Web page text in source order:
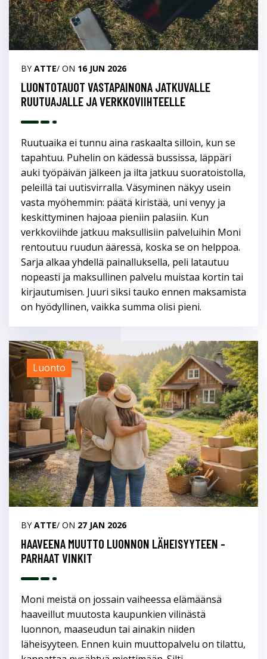
BYATTE/ ON 16 JUN 2026
LUONTOTAUOT VASTAPAINONA JATKUVALLE
RUUTUAJALLE JA VERKKOVIIHTEELLE
Ruutuaika ei tunnu aina raskaalta silloin, kun se
tapahtuu. Puhelin on kädessä bussissa, läppäri
auki työpäivän jälkeen ja ilta jatkuu suoratoistolla,
peleillä tai uutisvirralla. Väsyminen näkyy usein
vasta myöhemmin: päätä kiristää, uni venyy ja
keskittyminen hajoaa pieniin palasiin. Kun
verkkoviihde jatkuu maksullisiin palveluihin Moni
rentoutuu ruudun ääressä, koska se on helppoa.
Sarja alkaa yhdellä painalluksella, peli latautuu
nopeasti ja maksullinen palvelu muistaa kortin tai
kirjautumisen. Juuri siksi tauko ennen maksamista
on hyödyllinen, vaikka summa olisi pieni.
Luonto
BYATTE/ ON 27 JAN 2026
HAAVEENA MUUTTO LUONNON LÄHEISYYTEEN -
PARHAAT VINKIT
Moni meistä on jossain vaiheessa elämäänsä
haaveillut muutosta kaupunkien vilinästä
luonnon, maaseudun tai ainakin niiden
läheisyyteen. Ennen kuin muuttopalvelu on tilattu,